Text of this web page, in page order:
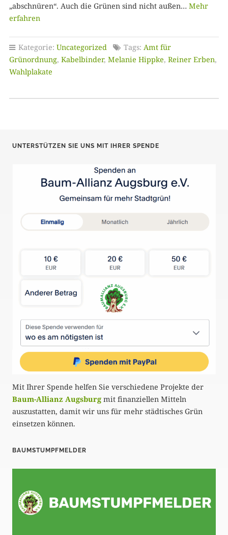
„abschnüren“. Auch die Grünen sind nicht außen… Mehr
erfahren
Kategorie: Uncategorized Tags: Amt für
Grünordnung, Kabelbinder, Melanie Hippke, Reiner Erben,
Wahlplakate
UNTERSTÜTZEN SIE UNS MIT IHRER SPENDE
Mit Ihrer Spende helfen Sie verschiedene Projekte der
Baum-Allianz Augsburg mit finanziellen Mitteln
auszustatten, damit wir uns für mehr städtisches Grün
einsetzen können.
BAUMSTUMPFMELDER